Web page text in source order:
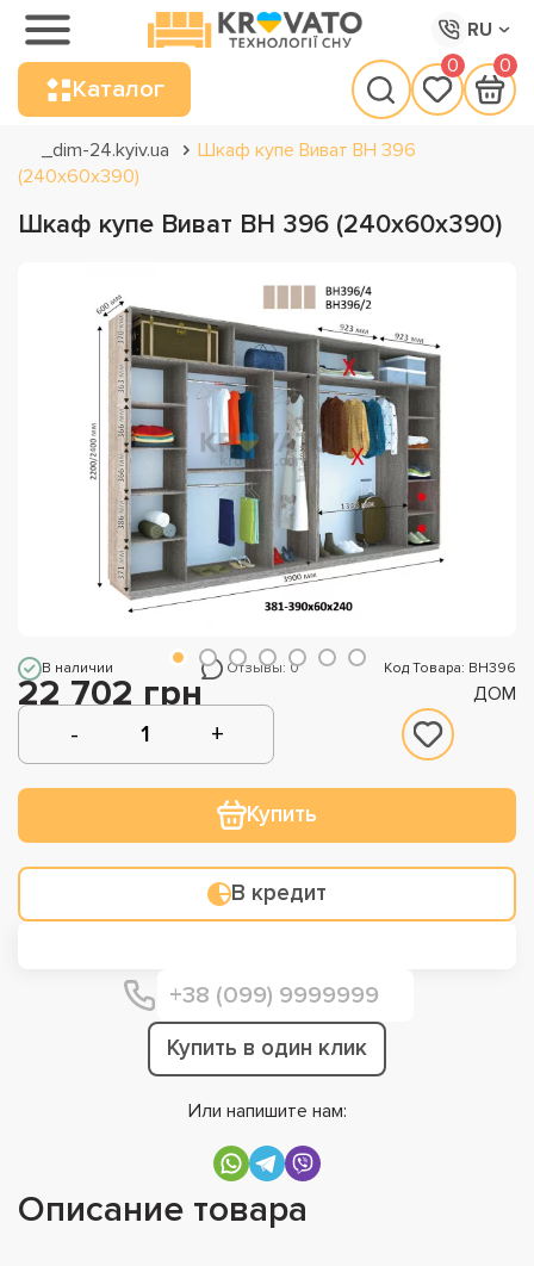
RU
Каталог
0 0
_dim-24.kyiv.ua
Шкаф купе Виват ВН 396
(240х60х390)
Шкаф купе Виват ВН 396 (240х60х390)
В наличии Отзывы: 0 Код Товара: ВН396
22 702 грн ДОМ
Купить
В кредит
Купить в один клик
Или напишите нам:
Описание товара